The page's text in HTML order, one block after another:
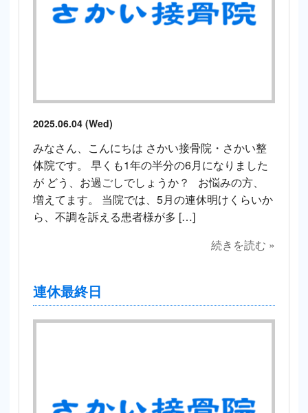
2025.06.04 (Wed)
みなさん、こんにちは さかい接骨院・さかい整
体院です。 早くも1年の半分の6月になりました
が どう、お過ごしでしょうか？ お悩みの方、
増えてます。 当院では、5月の連休明けくらいか
ら、不調を訴える患者様が多 […]
続きを読む »
連休最終日